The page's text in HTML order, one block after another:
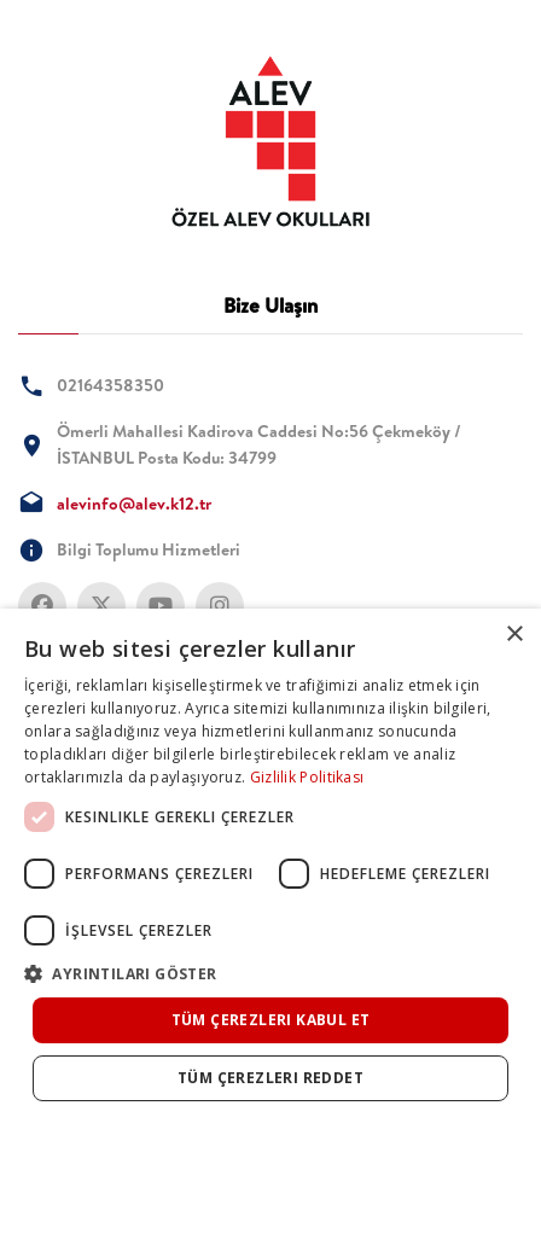
Bize Ulaşın
02164358350
Ömerli Mahallesi Kadirova Caddesi No:56 Çekmeköy /
İSTANBUL Posta Kodu: 34799
alevinfo@alev.k12.tr
Bilgi Toplumu Hizmetleri
×
Bu web sitesi çerezler kullanır
İçeriği, reklamları kişiselleştirmek ve trafiğimizi analiz etmek için
çerezleri kullanıyoruz. Ayrıca sitemizi kullanımınıza ilişkin bilgileri,
onlara sağladığınız veya hizmetlerini kullanmanız sonucunda
topladıkları diğer bilgilerle birleştirebilecek reklam ve analiz
ortaklarımızla da paylaşıyoruz. Gizlilik Politikası
KESINLIKLE GEREKLI ÇEREZLER
PERFORMANS ÇEREZLERI HEDEFLEME ÇEREZLERI
İŞLEVSEL ÇEREZLER
AYRINTILARI GÖSTER
TÜM ÇEREZLERI KABUL ET
TÜM ÇEREZLERI REDDET